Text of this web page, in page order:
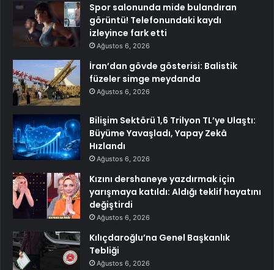
Spor salonunda mide bulandıran
görüntü! Telefonundaki kaydı
izleyince fark etti
Ağustos 6, 2026
İran’dan gövde gösterisi: Balistik
füzeler simge meydanda
Ağustos 6, 2026
Bilişim Sektörü 1,6 Trilyon TL’ye Ulaştı:
Büyüme Yavaşladı, Yapay Zekâ
Hızlandı
Ağustos 6, 2026
Kızını dershaneye yazdırmak için
yarışmaya katıldı: Aldığı teklif hayatını
değiştirdi
Ağustos 6, 2026
Kılıçdaroğlu’na Genel Başkanlık
Tebliği
Ağustos 6, 2026